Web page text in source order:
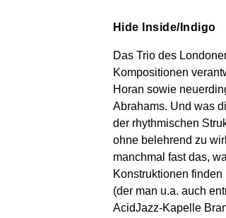
Hide Inside/Indigo
Das Trio des
Kompositionen
Horan sowie
Abrahams. Und was
der rhythmischen
ohne belehrend zu
manchmal fast das,
Konstruktionen
(der man u.a. auch
AcidJazz-Kapelle